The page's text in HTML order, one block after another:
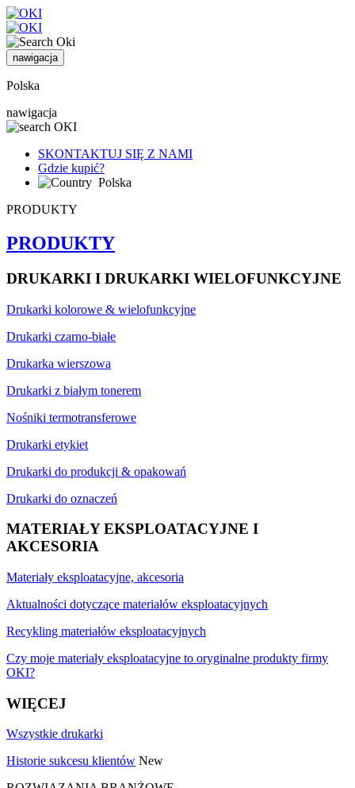
nawigacja
Polska
nawigacja
SKONTAKTUJ SIĘ Z NAMI
Gdzie kupić?
Polska
PRODUKTY
PRODUKTY
DRUKARKI I DRUKARKI WIELOFUNKCYJNE
Drukarki kolorowe & wielofunkcyjne
Drukarki czarno-białe
Drukarka wierszowa
Drukarki z białym tonerem
Nośniki termotransferowe
Drukarki etykiet
Drukarki do produkcji & opakowań
Drukarki do oznaczeń
MATERIAŁY EKSPLOATACYJNE I
AKCESORIA
Materiały eksploatacyjne, akcesoria
Aktualności dotyczące materiałów eksploatacyjnych
Recykling materiałów eksploatacyjnych
Czy moje materiały eksploatacyjne to oryginalne produkty firmy
OKI?
WIĘCEJ
Wszystkie drukarki
Historie sukcesu klientów New